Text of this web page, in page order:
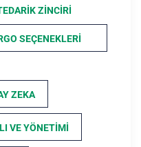
ZINCIRI
SEÇENEKLERI
ZEKA
VE YÖNETIMI